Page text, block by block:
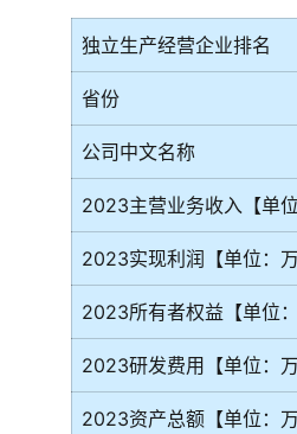
独立生产经营企业排名
省份
公司中文名称
2023主营业务收入【单位
2023实现利润【单位：万
2023所有者权益【单位：
2023研发费用【单位：万
2023资产总额【单位：万